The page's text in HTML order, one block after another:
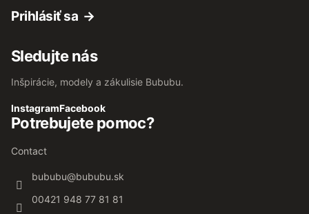
Prihlásiť sa
Sledujte nás
Inšpirácie, modely a zákulisie Bububu.
InstagramFacebook
Potrebujete pomoc?
Contact
bububu@bububu.sk
00421 948 77 81 81